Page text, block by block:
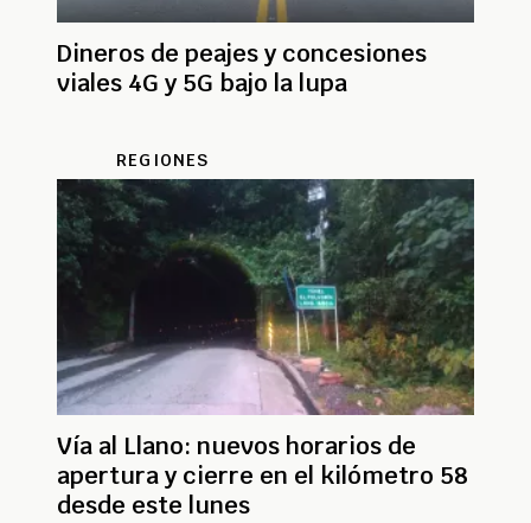
Dineros de peajes y concesiones
viales 4G y 5G bajo la lupa
REGIONES
Vía al Llano: nuevos horarios de
apertura y cierre en el kilómetro 58
desde este lunes